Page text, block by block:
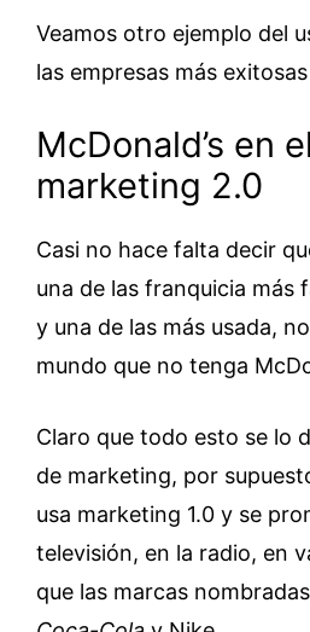
Veamos otro ejemplo del
las empresas más
McDonald’s en
marketing 2.0
Casi no hace falta decir
una de las franquicia más
y una de las más usada,
mundo que no tenga
Claro que todo esto se lo
de marketing, por
usa marketing 1.0 y se
televisión, en la radio, en
que las marcas